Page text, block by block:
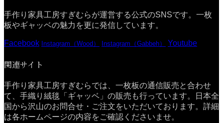
手作り家具工房すぎむらが運営する公式のSNSです。一枚
板やギャッベの魅力を更に発信しています。
Facebook Instagram（Wood） Instagram（Gabbeh） Youtube
関連サイト
手作り家具工房すぎむらでは、一枚板の通信販売と合わせ
て、手織り絨毯「ギャッベ」の販売も行っています。日本全
国から沢山のお問合せ・ご注文をいただいております。詳細
は各ホームページの内容をご確認くださいませ。